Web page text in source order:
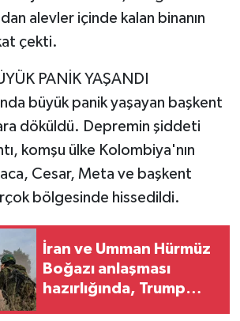
alevler içinde kalan binanın
çekti.
PANİK YAŞANDI
büyük panik yaşayan başkent
döküldü. Depremin şiddeti
komşu ülke Kolombiya'nın
Cesar, Meta ve başkent
bölgesinde hissedildi.
İran ve Umman Hürmüz
Boğazı anlaşması
hazırlığında, Trump